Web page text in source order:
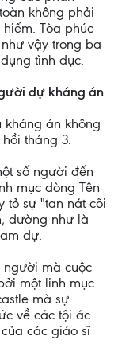
không phải
Tòa phúc
vậy trong ba
tình dục.
dự kháng án
kháng án không
tháng 3.
số người đến
mục dòng Tên
tỏ sự "tan nát cõi
dường như là
dự.
người mà cuộc
một linh mục
mà sự
về các tội ác
các giáo sĩ